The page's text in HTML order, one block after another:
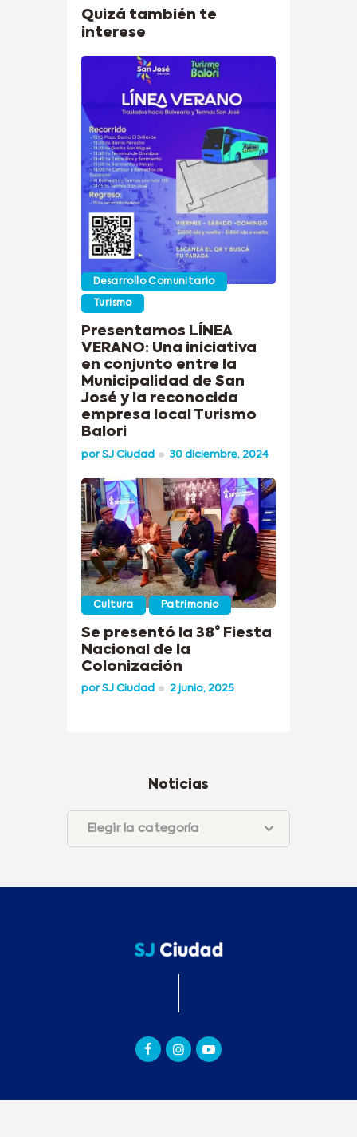
Quizá también te
interese
Desarrollo Comunitario
Turismo
Presentamos LÍNEA
VERANO: Una iniciativa
en conjunto entre la
Municipalidad de San
José y la reconocida
empresa local Turismo
Balori
porSJ Ciudad 30 diciembre, 2024
Cultura Patrimonio
Se presentó la 38° Fiesta
Nacional de la
Colonización
porSJ Ciudad 2 junio, 2025
Noticias